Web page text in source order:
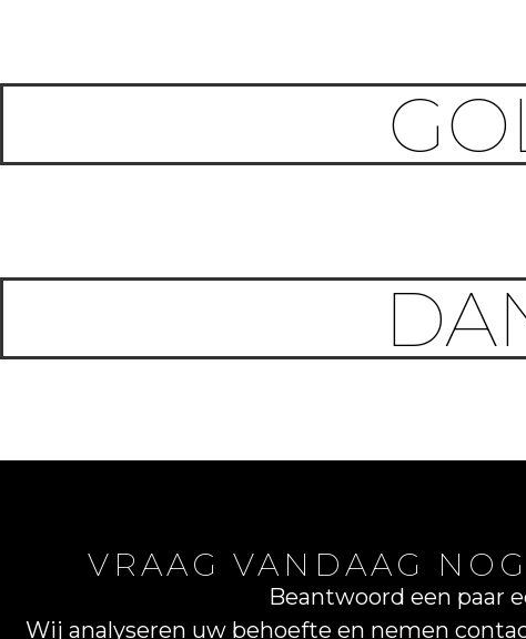
VRAAG VANDAAG
Beantwoord een paar
Wij analyseren uw behoefte en nemen